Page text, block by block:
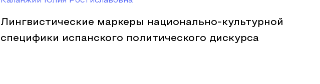
Лингвистические маркеры национально-культурной
специфики испанского политического дискурса